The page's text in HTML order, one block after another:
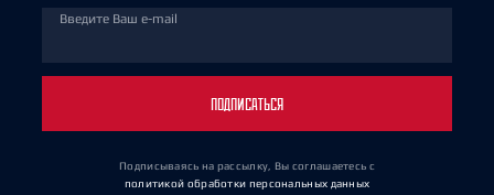
Введите Ваш e-mail
ПОДПИСАТЬСЯ
Подписываясь на рассылку, Вы соглашаетесь с
политикой обработки персональных данных